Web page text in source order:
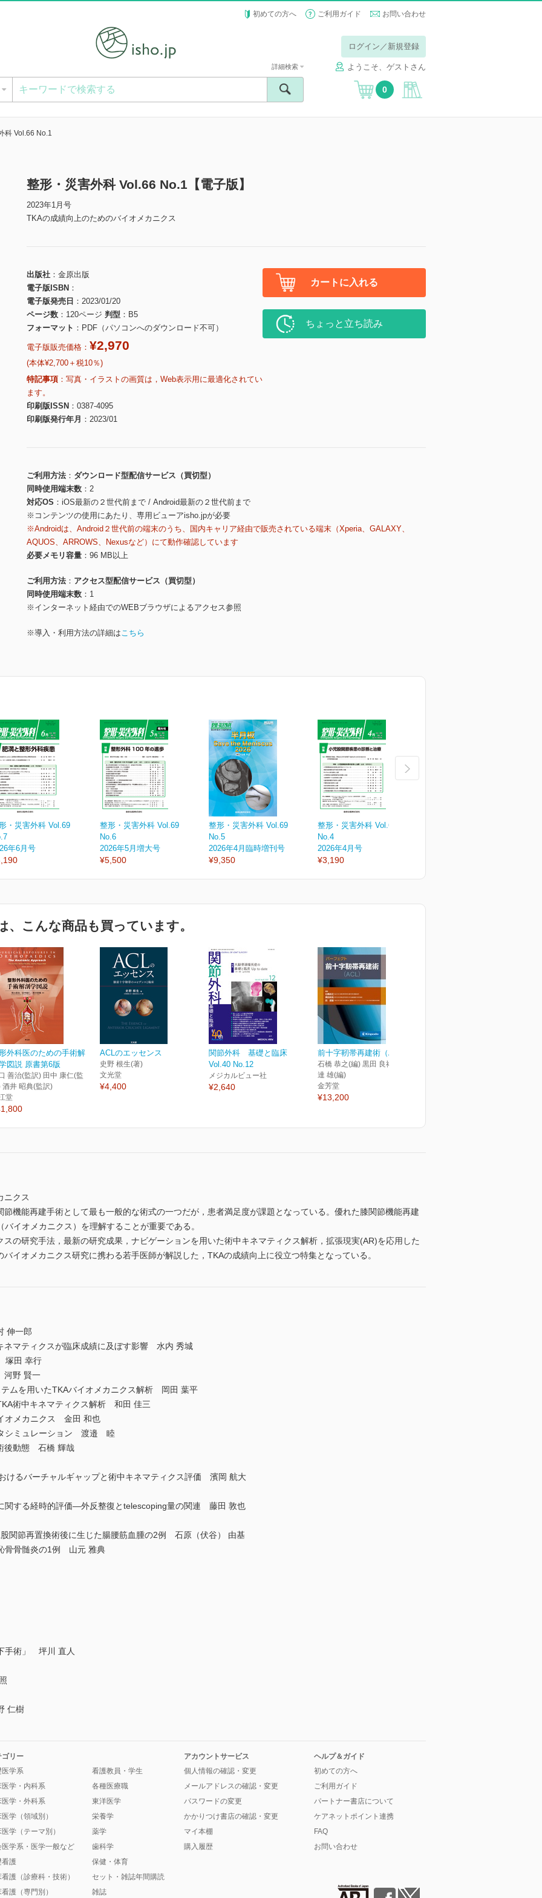
初めての方へ ご利用ガイド お問い合わせ
ログイン／新規登録
ようこそ、ゲストさん
詳細検索
0
科 Vol.66 No.1
整形・災害外科 Vol.66 No.1【電子版】
2023年1月号
TKAの成績向上のためのバイオメカニクス
出版社
金原出版
電子版ISBN
電子版発売日
2023/01/20
ページ数
120ページ 判型
B5
フォーマット
PDF（パソコンへのダウンロード不可）
電子版販売価格： ¥2,970
(本体¥2,700＋税10％)
特記事項
写真・イラストの画質は，Web表示用に最適化されてい
ます。
印刷版ISSN
0387-4095
印刷版発行年月
2023/01
カートに入れる
ちょっと立ち読み
ご利用方法
ダウンロード型配信サービス（買切型）
同時使用端末数
2
対応OS
iOS最新の２世代前まで / Android最新の２世代前まで
※コンテンツの使用にあたり、専用ビューアisho.jpが必要
※Androidは、Android２世代前の端末のうち、国内キャリア経由で販売されている端末（Xperia、GALAXY、
AQUOS、ARROWS、Nexusなど）にて動作確認しています
必要メモリ容量
96 MB以上
ご利用方法
アクセス型配信サービス（買切型）
同時使用端末数
1
※インターネット経由でのWEBブラウザによるアクセス参照
※導入・利用方法の詳細はこちら
・災害外科 Vol.69
年6月号
整形・災害外科 Vol.69
No.6
2026年5月増大号
¥5,500
整形・災害外科 Vol.69
No.5
2026年4月臨時増刊号
¥9,350
整形・災害外科 Vol.69
No.4
2026年4月号
¥3,190
、こんな商品も買っています。
外科医のための手術解
図説 原書第6版
善治(監訳) 田中 康仁(監
酒井 昭典(監訳)
堂
ACLのエッセンス
史野 根生(著)
文光堂
¥4,400
関節外科 基礎と臨床
Vol.40 No.12
メジカルビュー社
¥2,640
前十字靭帯再建術（ACL）
石橋 恭之(編) 黒田 良祐(編) 前
達 雄(編)
金芳堂
¥13,200
ニクス
機能再建手術として最も一般的な術式の一つだが，患者満足度が課題となっている。優れた膝関節機能再建
イオメカニクス）を理解することが重要である。
の研究手法，最新の研究成果，ナビゲーションを用いた術中キネマティクス解析，拡張現実(AR)を応用した
イオメカニクス研究に携わる若手医師が解説した，TKAの成績向上に役立つ特集となっている。
伸一郎
ネマティクスが臨床成績に及ぼす影響 水内 秀城
塚田 幸行
河野 賢一
ムを用いたTKAバイオメカニクス解析 岡田 葉平
術中キネマティクス解析 和田 佳三
オメカニクス 金田 和也
シミュレーション 渡邉 睦
後動態 石橋 輝哉
けるバーチャルギャップと術中キネマティクス評価 濱岡 航大
関する経時的評価―外反整復とtelescoping量の関連 藤田 敦也
関節再置換術後に生じた腸腰筋血腫の2例 石原（伏谷） 由基
骨骨髄炎の1例 山元 雅典
手術」 坪川 直人
仁樹
ゴリー
医学系
医学・内科系
医学・外科系
学（領域別）
学（テーマ別）
医学系・医学一般など
看護
護（診療科・技術）
護（専門別）
看護教員・学生
各種医療職
東洋医学
栄養学
薬学
歯科学
保健・体育
セット・雑誌年間購読
雑誌
アカウントサービス
個人情報の確認・変更
メールアドレスの確認・変更
パスワードの変更
かかりつけ書店の確認・変更
マイ本棚
購入履歴
ヘルプ＆ガイド
初めての方へ
ご利用ガイド
パートナー書店について
ケアネットポイント連携
FAQ
お問い合わせ